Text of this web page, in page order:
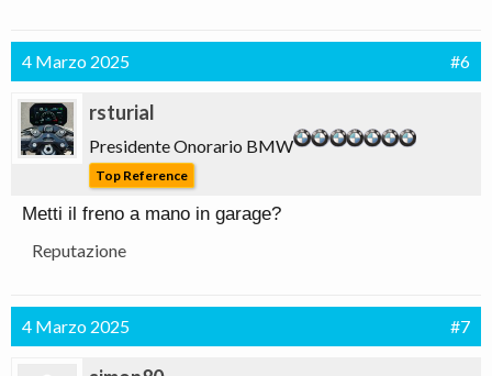
4 Marzo 2025 #6
rsturial
Presidente Onorario BMW
Top Reference
Metti il freno a mano in garage?
Reputazione
4 Marzo 2025 #7